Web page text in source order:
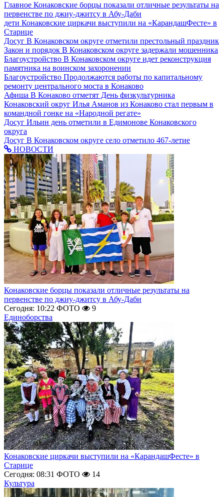
Главное Конаковские борцы показали отличные результаты на
первенстве по джиу-джитсу в Абу-Даби
дети Конаковские циркачи выступили на «КарандашФесте» в
Старице
Досуг В Конаковском округе отметили престольный праздник
Закон и порядок В Конаковском округе задержали мошенника
Благоустройство В Конаковском округе идет реконструкция
памятника на воинском захоронении
Благоустройство Продолжаются работы по капитальному
ремонту центрального моста в Конаково
Афиша В Конаково отметят День физкультурника
Конаковский округ Илья Аманов из Конаково стал первым в
командной гонке на «Народной регате»
Досуг Ильин день отметили в Едимонове Конаковского
округа
Досуг В Конаковском округе село отметило 467-летие
НОВОСТИ
Конаковские борцы показали отличные результаты на
первенстве по джиу-джитсу в Абу-Даби
Сегодня: 10:22 ФОТО
9
Единоборства
Конаковские циркачи выступили на «КарандашФесте» в
Старице
Сегодня: 08:31 ФОТО
14
Культура